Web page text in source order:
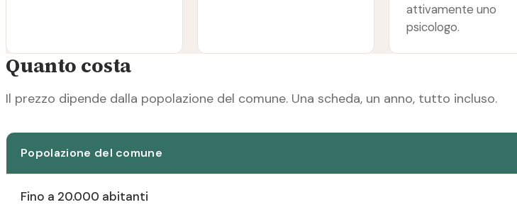
attivamente uno
psicologo.
Quanto costa
Il prezzo dipende dalla popolazione del comune. Una scheda, un anno, tutto incluso.
Popolazione del comune
Fino a 20.000 abitanti